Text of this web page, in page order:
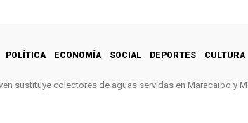
POLÍTICA ECONOMÍA SOCIAL DEPORTES CULTURA
sustituye colectores de aguas servidas en Maracaibo y